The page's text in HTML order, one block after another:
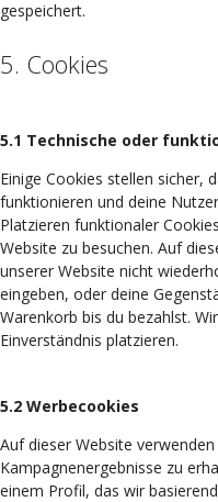
gespeichert.
5. Cookies
5.1 Technische oder
Einige Cookies stellen sicher,
funktionieren und deine
Platzieren funktionaler
Website zu besuchen. Auf
unserer Website nicht
eingeben, oder deine
Warenkorb bis du bezahlst.
Einverständnis platzieren.
5.2 Werbecookies
Auf dieser Website
Kampagnenergebnisse zu
einem Profil, das wir